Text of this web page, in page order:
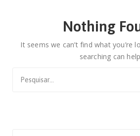
Nothing
It seems we can’t find what you’re
searching can
for: